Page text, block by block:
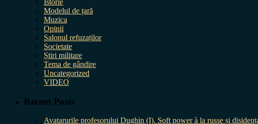
Istorie
Modelul de țară
Muzica
Opinii
Salonul refuzaților
Societate
Știri militare
Tema de gândire
Uncategorized
VIDEO
Recent Posts
Avatarurile profesorului Dughin (I). Soft power à la russe și